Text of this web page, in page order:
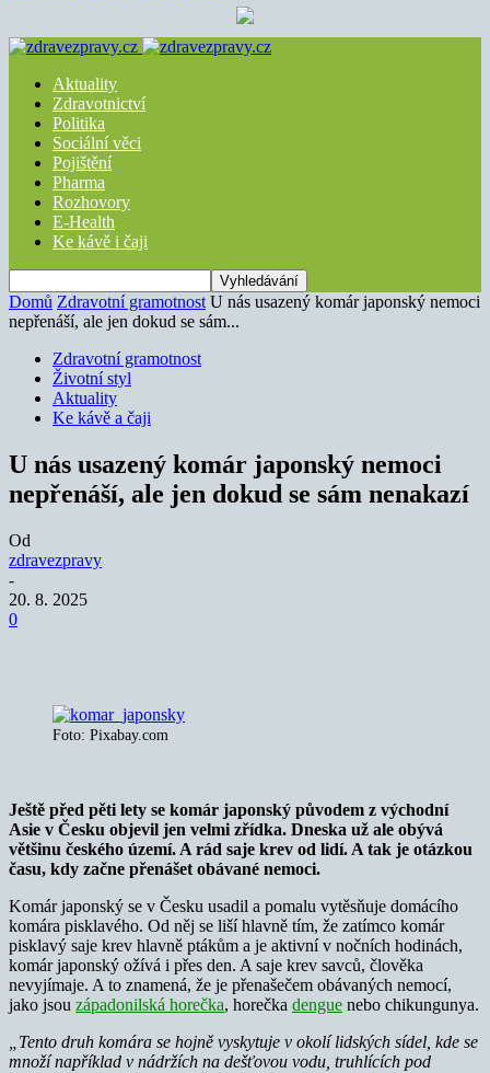
Aktuality
Zdravotnictví
Politika
Sociální věci
Pojištění
Pharma
Rozhovory
E-Health
Ke kávě i čaji
Domů Zdravotní gramotnost U nás usazený komár japonský nemoci
nepřenáší, ale jen dokud se sám...
Zdravotní gramotnost
Životní styl
Aktuality
Ke kávě a čaji
U nás usazený komár japonský nemoci
nepřenáší, ale jen dokud se sám nenakazí
Od
zdravezpravy
-
20. 8. 2025
0
Foto: Pixabay.com
Ještě před pěti lety se komár japonský původem z východní
Asie v Česku objevil jen velmi zřídka. Dneska už ale obývá
většinu českého území. A rád saje krev od lidí. A tak je otázkou
času, kdy začne přenášet obávané nemoci.
Komár japonský se v Česku usadil a pomalu vytěsňuje domácího
komára pisklavého. Od něj se liší hlavně tím, že zatímco komár
pisklavý saje krev hlavně ptákům a je aktivní v nočních hodinách,
komár japonský ožívá i přes den. A saje krev savců, člověka
nevyjímaje. A to znamená, že je přenašečem obávaných nemocí,
jako jsou západonilská horečka, horečka dengue nebo chikungunya.
„Tento druh komára se hojně vyskytuje v okolí lidských sídel, kde se
množí například v nádržích na dešťovou vodu, truhlících pod